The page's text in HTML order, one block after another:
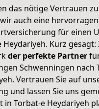
das nötige Vertrauen
auch eine
für einen
Heydariyeh. Kurz
der perfekte Partner
Schwenningen nach
Vertrauen Sie auf
und lassen Sie uns
in Torbat-e Heydariyeh